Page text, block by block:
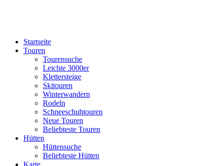
Startseite
Touren
Tourensuche
Leichte 3000er
Klettersteige
Skitouren
Winterwandern
Rodeln
Schneeschuhtouren
Neue Touren
Beliebteste Touren
Hütten
Hüttensuche
Beliebteste Hütten
Karte